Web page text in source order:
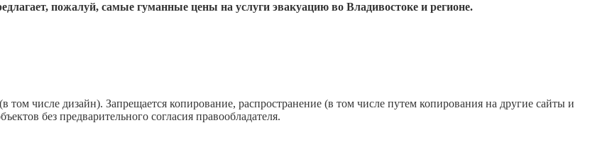
пожалуй, самые гуманные цены на услуги эвакуацию во Владивостоке и регионе.
том числе дизайн). Запрещается копирование, распространение (в том числе путем копирования на другие сайты и
без предварительного согласия правообладателя.